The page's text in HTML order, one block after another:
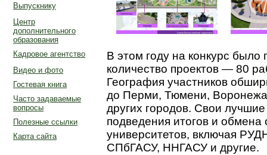
Выпускнику
Центр
дополнительного
образования
Кадровое агентство
Видео и фото
Гостевая книга
Часто задаваемые
вопросы
Полезные ссылки
Карта сайта
В этом году на конкурс было
количество проектов — 80
География участников
до Перми, Тюмени,
других городов. Свои
подведения итогов и
университетов, включая
СПбГАСУ, ННГАСУ и другие.